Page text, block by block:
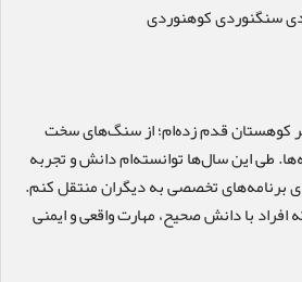
سنگنوردی کوهنوردی
قدم زده‌ام؛ از سنگ‌های سخت
طی این سال‌ها توانسته‌ام دانش و تجربه
برنامه‌های تخصصی به دیگران منتقل کنم.
با دانش صحیح، مهارت واقعی و ایمنی